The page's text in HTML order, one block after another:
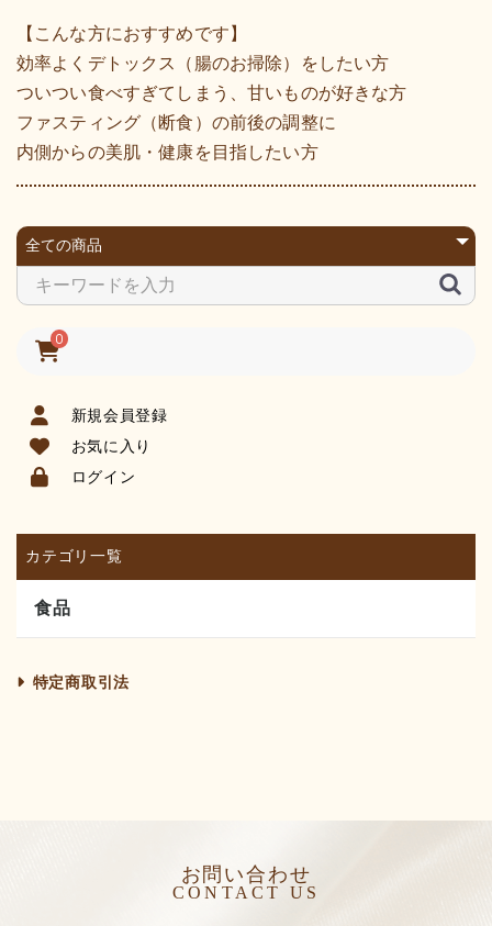
0
新規会員登録
お気に入り
ログイン
カテゴリ一覧
食品
特定商取引法
【こんな方におすすめです】
効率よくデトックス（腸のお掃除）をしたい方
ついつい食べすぎてしまう、甘いものが好きな方
ファスティング（断食）の前後の調整に
内側からの美肌・健康を目指したい方
お問い合わせ
CONTACT US